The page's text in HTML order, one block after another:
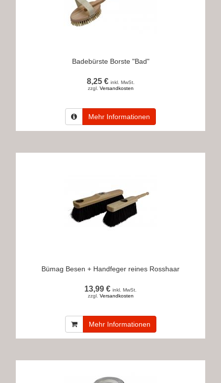
Badebürste Borste "Bad"
8,25 € inkl. MwSt.
zzgl. Versandkosten
Mehr Informationen
Bümag Besen + Handfeger reines Rosshaar
13,99 € inkl. MwSt.
zzgl. Versandkosten
Mehr Informationen